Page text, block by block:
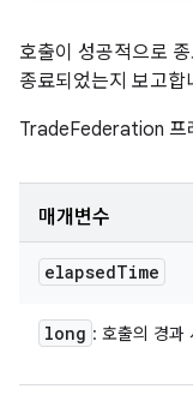
호출이 성공적으로
종료되었는지 보고합
TradeFederation 프
매개변수
elapsedTime
long : 호출의 경과